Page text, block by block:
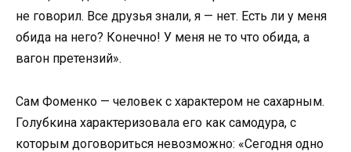
не говорил. Все друзья знали, я — нет. Есть ли у меня
обида на него? Конечно! У меня не то что обида, а
вагон претензий».
Сам Фоменко — человек с характером не сахарным.
Голубкина характеризовала его как самодура, с
которым договориться невозможно: «Сегодня одно